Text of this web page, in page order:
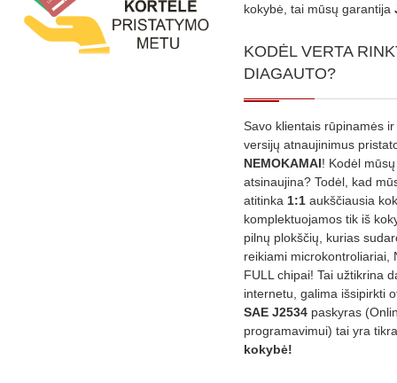
kokybė, tai mūsų garantija
KODĖL VERTA
DIAGAUTO?
Savo klientais rūpinamės
versijų atnaujinimus
NEMOKAMAI! Kodėl
atsinaujina? Todėl, kad
atitinka 1:1 aukščiausia
komplektuojamos tik iš
pilnų plokščių, kurias
reikiami microkontroliariai,
FULL chipai! Tai užtikrina
internetu, galima išsipirkti
SAE J2534 paskyras
programavimui) tai yra
kokybė!